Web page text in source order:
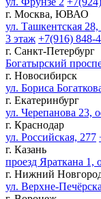
г. Москва, ЮВАО
ул. Ташкентская
3 этаж +7(916) 848-
г. Санкт-Петербург
Богатырский
г. Новосибирск
ул. Бориса
г. Екатеринбург
ул. Черепанова 23,
г. Краснодар
ул. Российская, 277
г. Казань
проезд Яраткана 1,
г. Нижний
ул. Верхне-